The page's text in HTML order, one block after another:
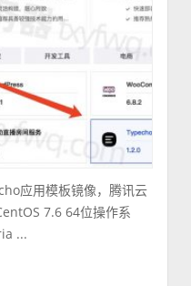
应用模板镜像，腾讯云
7.6 64位操作系
...